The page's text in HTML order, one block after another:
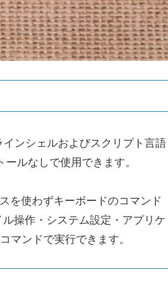
ンシェルおよびスクリプト言語
ルなしで使用できます。
を使わずキーボードのコマンド
操作・システム設定・アプリケ
マンドで実行できます。